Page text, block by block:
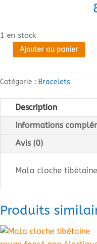
1 en stock
quantité
Mala
tibétaine
rouge
foncé
élastique
Ajouter au panier
Catégorie : Bracelets
Description
Informations
Avis (0)
Mala cloche
Produits